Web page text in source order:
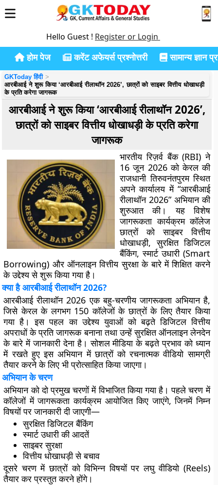
Hello Guest ! Register or Login
होम पेज करेंट अफेयर्स प्रश्नोत्तरी सामान्य ज्ञान
GKToday हिंदी
आरबीआई ने शुरू किया ‘आरबीआई रीलाथॉन 2026’, छात्रों को साइबर वित्तीय धोखाधड़ी
के प्रति करेगा जागरूक
आरबीआई ने शुरू किया ‘आरबीआई रीलाथॉन 2026’,
छात्रों को साइबर वित्तीय धोखाधड़ी के प्रति करेगा
जागरूक
भारतीय रिज़र्व बैंक (RBI) ने
16 जून 2026 को केरल की
राजधानीतिरुवनंतपुरमस्थित
अपने कार्यालय में “आरबीआई
रीलाथॉन 2026”अभियान की
शुरुआत की। यह विशेष
जागरूकता कार्यक्रम कॉलेज
छात्रों को साइबर वित्तीय
धोखाधड़ी, सुरक्षित डिजिटल
बैंकिंग, स्मार्ट उधारी (Smart
Borrowing) और ऑनलाइन वित्तीय सुरक्षा के बारे में शिक्षित करने
के उद्देश्य से शुरू किया गया है।
क्या है आरबीआई रीलाथॉन 2026?
आरबीआई रीलाथॉन 2026 एक बहु-चरणीय जागरूकता अभियान है,
जिसे केरल के लगभग 150 कॉलेजोंके छात्रों के लिए तैयार किया
गया है। इस पहल का उद्देश्य युवाओं को बढ़ते डिजिटल वित्तीय
अपराधों के प्रति जागरूक बनाना तथा उन्हें सुरक्षित ऑनलाइन लेनदेन
के बारे में जानकारी देना है। सोशल मीडिया के बढ़ते प्रभाव को ध्यान
में रखते हुए इस अभियान में छात्रों को रचनात्मक वीडियो सामग्री
तैयार करने के लिए भी प्रोत्साहित किया जाएगा।
अभियान के चरण
अभियान को दो प्रमुख चरणों में विभाजित किया गया है। पहले चरण में
कॉलेजों में जागरूकता कार्यक्रम आयोजित किए जाएंगे, जिनमें निम्न
विषयों पर जानकारी दी जाएगी—
सुरक्षित डिजिटल बैंकिंग
स्मार्ट उधारी की आदतें
साइबर सुरक्षा
वित्तीय धोखाधड़ी से बचाव
दूसरे चरण में छात्रों को विभिन्न विषयों परलघु वीडियो (Reels)
तैयार कर प्रस्तुत करने होंगे।